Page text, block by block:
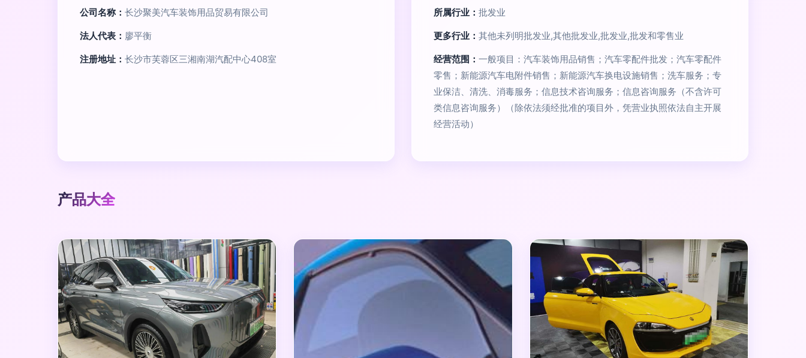
公司名称： 长沙聚美汽车装饰用品贸易有限公司
法人代表： 廖平衡
注册地址： 长沙市芙蓉区三湘南湖汽配中心408室
所属行业： 批发业
更多行业： 其他未列明批发业,其他批发业,批发业,批发和零售业
经营范围： 一般项目：汽车装饰用品销售；汽车零配件批发；汽车零配件
零售；新能源汽车电附件销售；新能源汽车换电设施销售；洗车服务；专
业保洁、清洗、消毒服务；信息技术咨询服务；信息咨询服务（不含许可
类信息咨询服务）（除依法须经批准的项目外，凭营业执照依法自主开展
经营活动）
产品大全